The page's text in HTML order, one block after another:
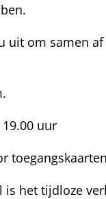
uit om samen
uur
toegangskaarten
is het tijdloze